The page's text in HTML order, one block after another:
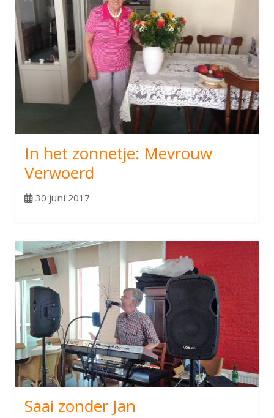
In het zonnetje: Mevrouw
Verwoerd
30 juni 2017
Saai zonder Jan